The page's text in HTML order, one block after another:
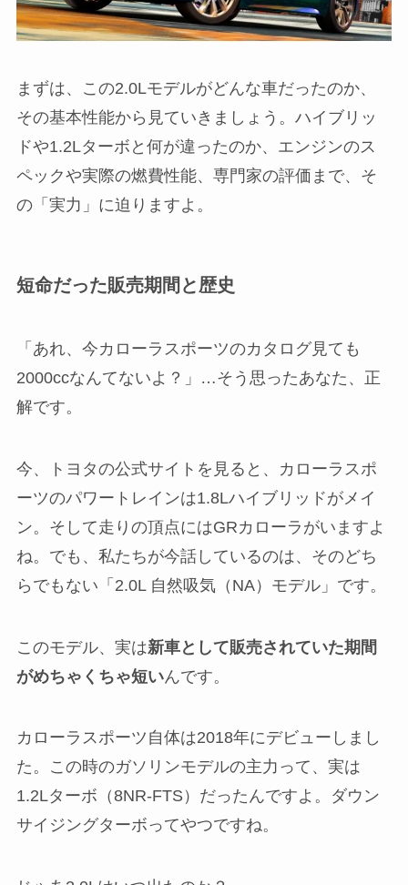
まずは、この2.0Lモデルがどんな車だったのか、
その基本性能から見ていきましょう。ハイブリッ
ドや1.2Lターボと何が違ったのか、エンジンのス
ペックや実際の燃費性能、専門家の評価まで、そ
の「実力」に迫りますよ。
短命だった販売期間と歴史
「あれ、今カローラスポーツのカタログ見ても
2000ccなんてないよ？」…そう思ったあなた、正
解です。
今、トヨタの公式サイトを見ると、カローラスポ
ーツのパワートレインは1.8Lハイブリッドがメイ
ン。そして走りの頂点にはGRカローラがいますよ
ね。でも、私たちが今話しているのは、そのどち
らでもない「2.0L 自然吸気（NA）モデル」です。
このモデル、実は新車として販売されていた期間
がめちゃくちゃ短いんです。
カローラスポーツ自体は2018年にデビューしまし
た。この時のガソリンモデルの主力って、実は
1.2Lターボ（8NR-FTS）だったんですよ。ダウン
サイジングターボってやつですね。